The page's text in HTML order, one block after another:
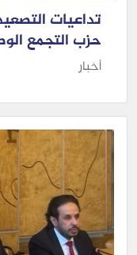
تداعيات
حزب التجمع
أخبار